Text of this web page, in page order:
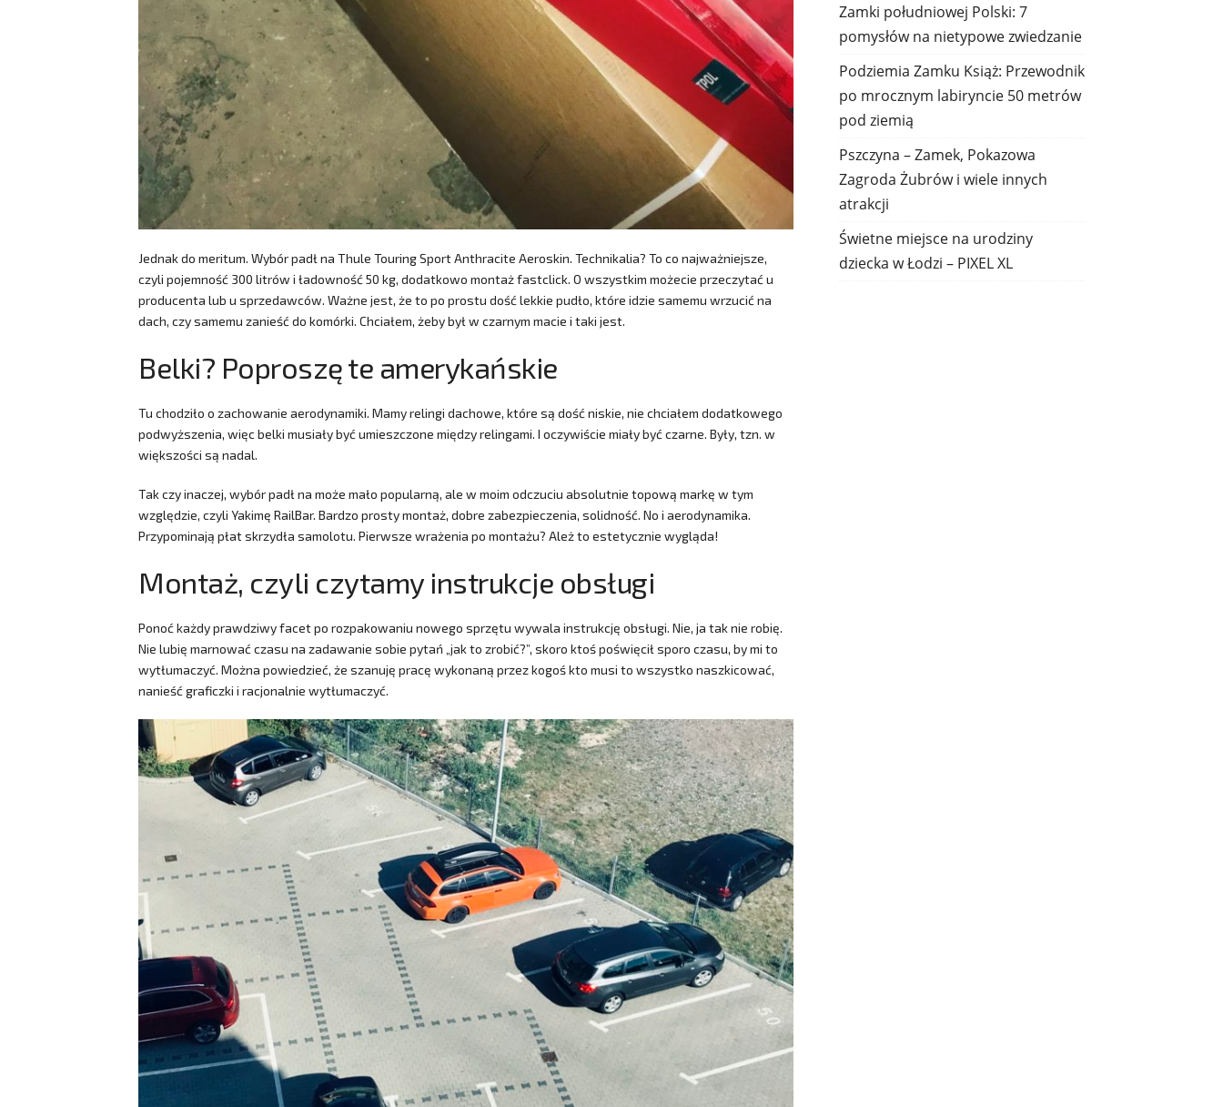
Jednak do meritum. Wybór padł na Thule Touring Sport Anthracite Aeroskin. Technikalia? To co najważniejsze,
czyli pojemność 300 litrów i ładowność 50 kg, dodatkowo montaż fastclick. O wszystkim możecie przeczytać u
producenta lub u sprzedawców. Ważne jest, że to po prostu dość lekkie pudło, które idzie samemu wrzucić na
dach, czy samemu zanieść do komórki. Chciałem, żeby był w czarnym macie i taki jest.
Belki? Poproszę te amerykańskie
Tu chodziło o zachowanie aerodynamiki. Mamy relingi dachowe, które są dość niskie, nie chciałem dodatkowego
podwyższenia, więc belki musiały być umieszczone między relingami. I oczywiście miały być czarne. Były, tzn. w
większości są nadal.
Tak czy inaczej, wybór padł na może mało popularną, ale w moim odczuciu absolutnie topową markę w tym
względzie, czyli Yakimę RailBar. Bardzo prosty montaż, dobre zabezpieczenia, solidność. No i aerodynamika.
Przypominają płat skrzydła samolotu. Pierwsze wrażenia po montażu? Ależ to estetycznie wygląda!
Montaż, czyli czytamy instrukcje obsługi
Ponoć każdy prawdziwy facet po rozpakowaniu nowego sprzętu wywala instrukcję obsługi. Nie, ja tak nie robię.
Nie lubię marnować czasu na zadawanie sobie pytań „jak to zrobić?”, skoro ktoś poświęcił sporo czasu, by mi to
wytłumaczyć. Można powiedzieć, że szanuję pracę wykonaną przez kogoś kto musi to wszystko naszkicować,
nanieść graficzki i racjonalnie wytłumaczyć.
Zamki południowej Polski: 7
pomysłów na nietypowe zwiedzanie
Podziemia Zamku Książ: Przewodnik
po mrocznym labiryncie 50 metrów
pod ziemią
Pszczyna – Zamek, Pokazowa
Zagroda Żubrów i wiele innych
atrakcji
Świetne miejsce na urodziny
dziecka w Łodzi – PIXEL XL